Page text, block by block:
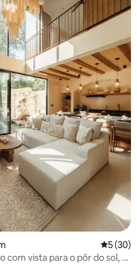
de 5, 180 avaliações
5 de5 (30)
com vista para o pôr do sol, 2